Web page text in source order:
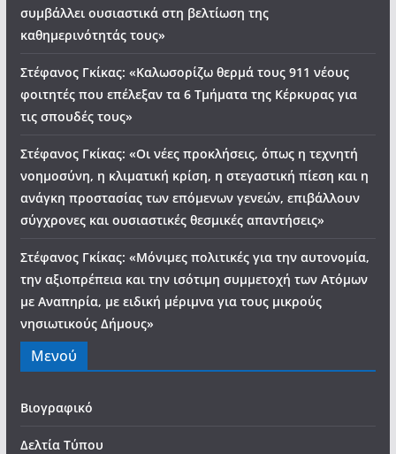
συμβάλλει ουσιαστικά στη βελτίωση της
καθημερινότητάς τους»
Στέφανος Γκίκας: «Καλωσορίζω θερμά τους 911 νέους
φοιτητές που επέλεξαν τα 6 Τμήματα της Κέρκυρας για
τις σπουδές τους»
Στέφανος Γκίκας: «Οι νέες προκλήσεις, όπως η τεχνητή
νοημοσύνη, η κλιματική κρίση, η στεγαστική πίεση και η
ανάγκη προστασίας των επόμενων γενεών, επιβάλλουν
σύγχρονες και ουσιαστικές θεσμικές απαντήσεις»
Στέφανος Γκίκας: «Μόνιμες πολιτικές για την αυτονομία,
την αξιοπρέπεια και την ισότιμη συμμετοχή των Ατόμων
με Αναπηρία, με ειδική μέριμνα για τους μικρούς
νησιωτικούς Δήμους»
Μενού
Βιογραφικό
Δελτία Τύπου